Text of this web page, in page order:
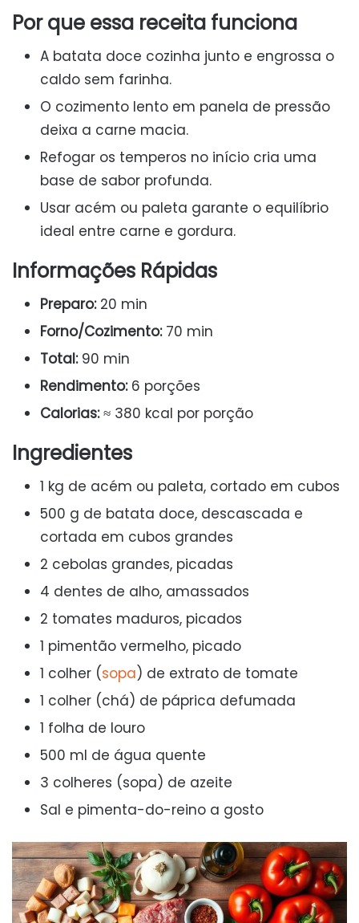
Por que essa receita funciona
A batata doce cozinha junto e engrossa o
caldo sem farinha.
O cozimento lento em panela de pressão
deixa a carne macia.
Refogar os temperos no início cria uma
base de sabor profunda.
Usar acém ou paleta garante o equilíbrio
ideal entre carne e gordura.
Informações Rápidas
Preparo:20 min
Forno/Cozimento:70 min
Total:90 min
Rendimento:6 porções
Calorias:≈ 380 kcal por porção
Ingredientes
1 kg de acém ou paleta, cortado em cubos
500 g de batata doce, descascada e
cortada em cubos grandes
2 cebolas grandes, picadas
4 dentes de alho, amassados
2 tomates maduros, picados
1 pimentão vermelho, picado
1 colher (sopa) de extrato de tomate
1 colher (chá) de páprica defumada
1 folha de louro
500 ml de água quente
3 colheres (sopa) de azeite
Sal e pimenta-do-reino a gosto